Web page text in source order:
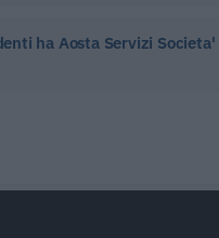
ha Aosta Servizi Societa'